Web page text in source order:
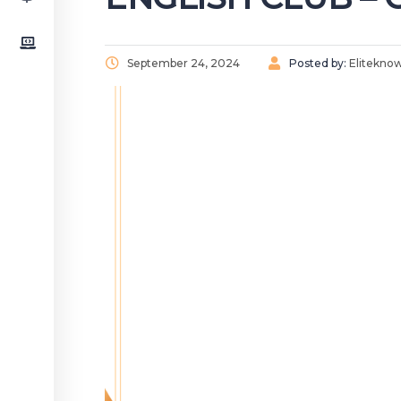
September 24, 2024 Posted by: